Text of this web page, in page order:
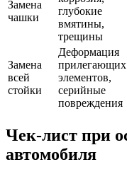
Замена
чашки
глубокие
вмятины,
трещины
Замена
всей
стойки
Деформация
прилегающих
элементов,
серийные
повреждения
Чек-лист при
автомобиля